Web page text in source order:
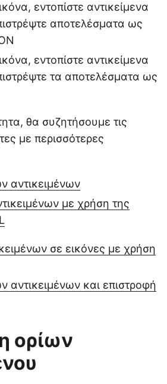
εντοπίστε αντικείμενα
αποτελέσματα ως
εντοπίστε αντικείμενα
τα αποτελέσματα ως
θα συζητήσουμε τις
με περισσότερες
αντικειμένων
με χρήση της
σε εικόνες με χρήση
αντικειμένων και επιστροφή
ορίων